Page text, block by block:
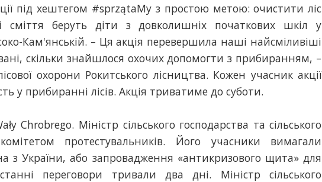
під хештегом #sprzątaMy з простою метою: очистити ліс
сміття беруть діти з довколишніх початкових шкіл у
Кам'янській. – Ця акція перевершила наші найсміливіші
скільки знайшлося охочих допомогти з прибиранням, –
охорони Рокитського лісництва. Кожен учасник акції
у прибиранні лісів. Акція триватиме до суботи.
Chrobrego. Міністр сільського господарства та сільського
протестувальників. Його учасники вимагали
з України, або запровадження «антикризового щита» для
переговори тривали два дні. Міністр сільського